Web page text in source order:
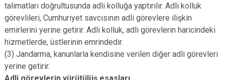
talimatları doğrultusunda adli kolluğa yaptırılır. Adli kolluk
görevlileri, Cumhuriyet savcısının adli görevlere ilişkin
emirlerini yerine getirir. Adli kolluk, adli görevlerin haricindeki
hizmetlerde, üstlerinin emrindedir.
(3) Jandarma, kanunlarla kendisine verilen diğer adli görevleri
yerine getirir.